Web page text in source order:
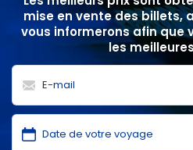
mise en vente des billets,
vous informerons afin que
les